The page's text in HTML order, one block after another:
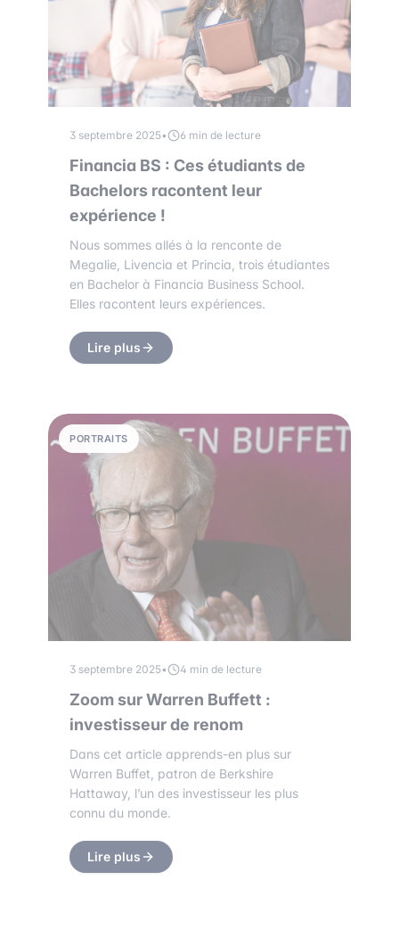
3 septembre 2025• 6 min de lecture
Financia BS : Ces étudiants de
Bachelors racontent leur
expérience !
Nous sommes allés à la renconte de
Megalie, Livencia et Princia, trois étudiantes
en Bachelor à Financia Business School.
Elles racontent leurs expériences.
Lire plus
PORTRAITS
3 septembre 2025• 4 min de lecture
Zoom sur Warren Buffett :
investisseur de renom
Dans cet article apprends-en plus sur
Warren Buffet, patron de Berkshire
Hattaway, l’un des investisseur les plus
connu du monde.
Lire plus